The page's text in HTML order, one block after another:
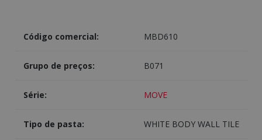
Código comercial: MBD610
Grupo de preços: B071
Série: MOVE
Tipo de pasta: WHITE BODY WALL TILE